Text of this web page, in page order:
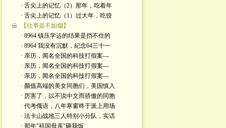
· 舌尖上的记忆（2）那年，吃着年
· 舌尖上的记忆（1）过大年，吃饺
【往亊並不如烟】
· 8964 镇压学运的结果是挡不住的
· 8964 我没有沉默，紀念64三十一
· 亲历，闻名全国的科技打假案---
· 亲历，闻名全国的科技打假案---
· 亲历，闻名全国的科技打假案---
· 颜值高端的美女同胞们，美国慎入
· 厉害了，以不说中文而骄傲的同胞
· 代考俄语，八年寒窗终于派上用场
· 法卡山战地三人特别小分队，实话
· 那年"袓国母亲"砸我饭